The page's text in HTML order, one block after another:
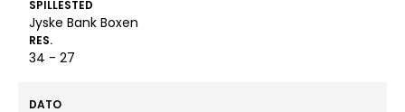
SPILLESTED
Jyske Bank Boxen
RES.
34 - 27
DATO